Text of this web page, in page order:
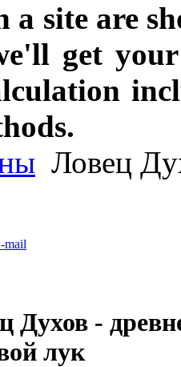
a site are
get
Ловец
Духов -
лук